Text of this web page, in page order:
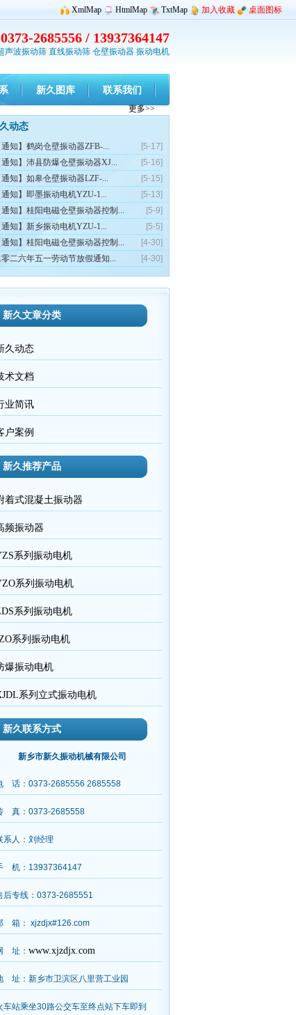
XmlMap HtmlMap TxtMap 加入收藏 桌面图标
0373-2685556 / 13937364147
声波振动筛 直线振动筛 仓壁振动器 振动电机
新久图库 联系我们
动态
更多>>
[5-17]
通知】鹤岗仓壁振动器ZFB-...
[5-16]
通知】沛县防爆仓壁振动器XJ...
[5-15]
通知】如皋仓壁振动器LZF-...
[5-13]
通知】即墨振动电机YZU-1...
[5-9]
通知】桂阳电磁仓壁振动器控制...
[5-5]
通知】新乡振动电机YZU-1...
[4-30]
通知】桂阳电磁仓壁振动器控制...
[4-30]
二六年五一劳动节放假通知...
新久文章分类
久动态
术文档
业简讯
户案例
新久推荐产品
着式混凝土振动器
频振动器
系列振动电机
系列振动电机
系列振动电机
系列振动电机
爆振动电机
系列立式振动电机
新久联系方式
新乡市新久振动机械有限公司
话：0373-2685556 2685558
真：0373-2685558
系人：刘经理
机：13937364147
后专线：0373-2685551
箱： xjzdjx#126.com
址： www.xjzdjx.com
址：新乡市卫滨区八里营工业园
车站乘坐30路公交车至终点站下车即到